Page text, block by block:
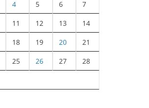
4 5 6 7
11 12 13 14
18 19 20 21
25 26 27 28